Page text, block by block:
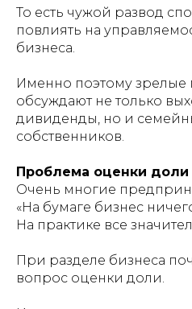
То есть чужой развод
повлиять на
бизнеса.
Именно поэтому зрелые
обсуждают не только
дивиденды, но и
собственников.
Проблема оценки
Очень многие
«На бумаге бизнес
На практике все
При разделе бизнеса
вопрос оценки доли.